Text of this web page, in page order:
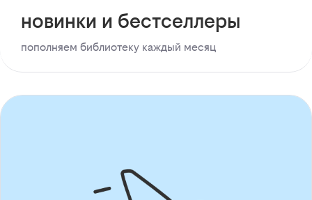
новинки и бестселлеры
пополняем библиотеку каждый месяц